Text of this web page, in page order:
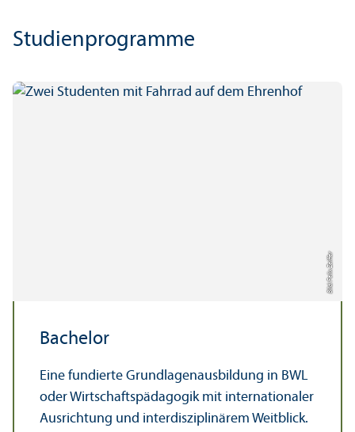
Studien­programme
Bild: Felix Zeiffer
Bachelor
Eine fundierte Grundlagenausbildung in BWL
oder Wirtschafts­pädagogik mit internationaler
Ausrichtung und interdisziplinärem Weitblick.